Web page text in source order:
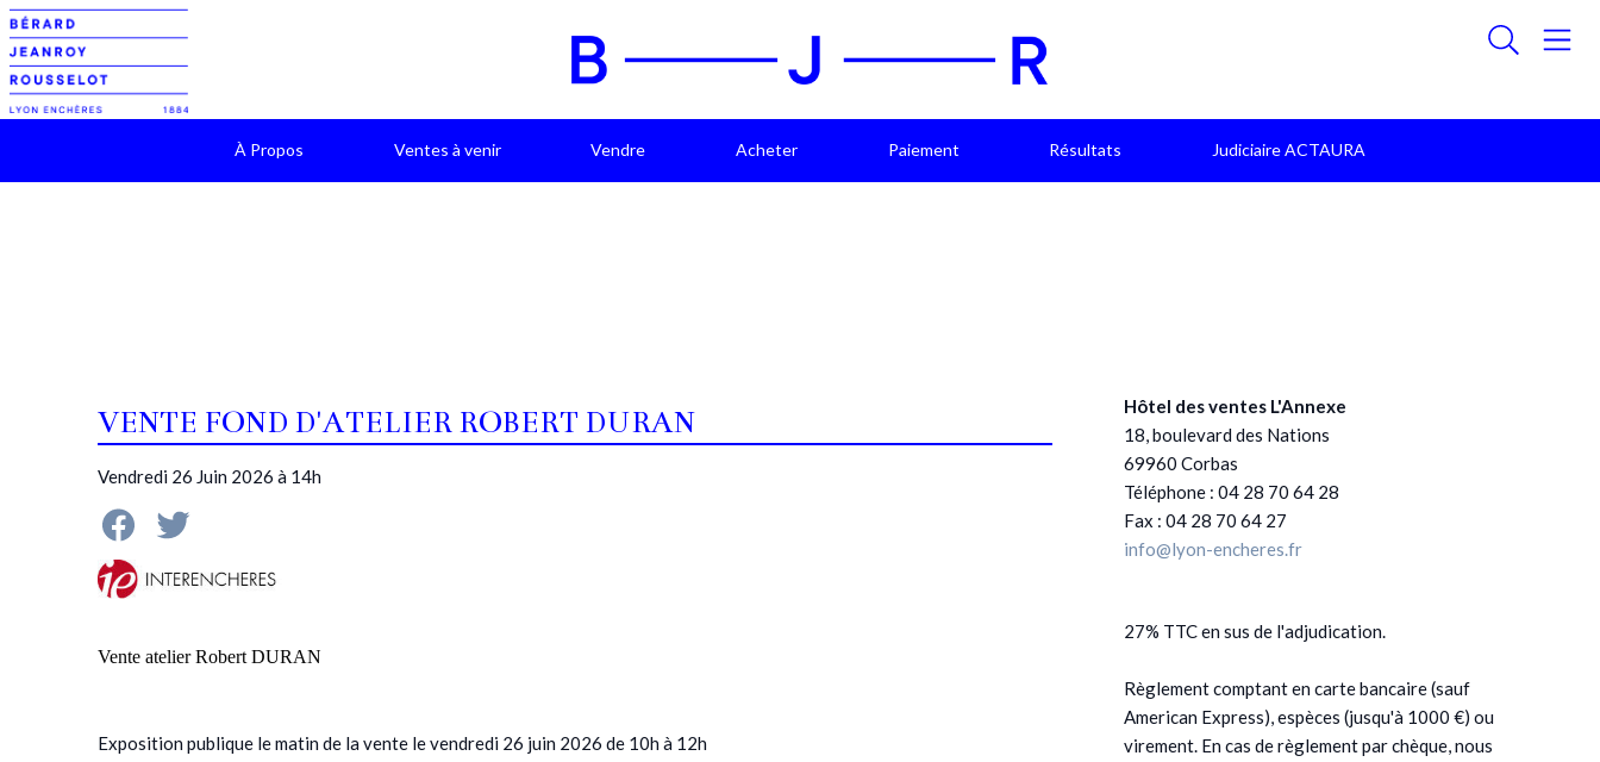
À Propos Ventes à venir Vendre Acheter Paiement Résultats Judiciaire ACTAURA
VENTE FOND D'ATELIER ROBERT DURAN
Vendredi 26 Juin 2026 à 14h
Vente atelier Robert DURAN
Exposition publique le matin de la vente le vendredi 26 juin 2026 de 10h à 12h
Hôtel des ventes L'Annexe
18, boulevard des Nations
69960 Corbas
Téléphone : 04 28 70 64 28
Fax : 04 28 70 64 27
info@lyon-encheres.fr
27% TTC en sus de l'adjudication.
Règlement comptant en carte bancaire (sauf
American Express), espèces (jusqu'à 1000 €) ou
virement. En cas de règlement par chèque, nous